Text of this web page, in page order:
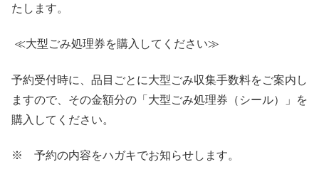
たします。
≪大型ごみ処理券を購入してください≫
予約受付時に、品目ごとに大型ごみ収集手数料をご案内し
ますので、その金額分の「大型ごみ処理券（シール）」を
購入してください。
※ 予約の内容をハガキでお知らせします。